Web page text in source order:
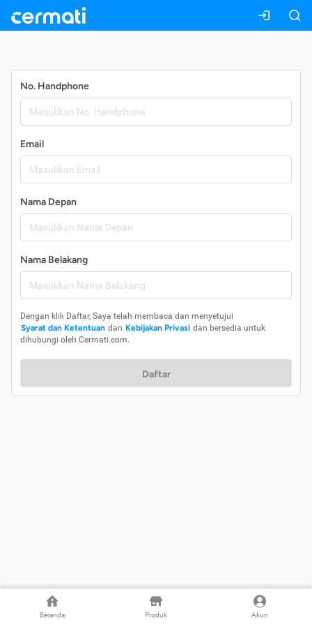
Beranda Produk Akun
No. Handphone
Email
Nama Depan
Nama Belakang
Dengan klik Daftar, Saya telah membaca dan menyetujui
Syarat dan Ketentuan dan Kebijakan Privasi dan bersedia untuk
dihubungi oleh Cermati.com.
Daftar